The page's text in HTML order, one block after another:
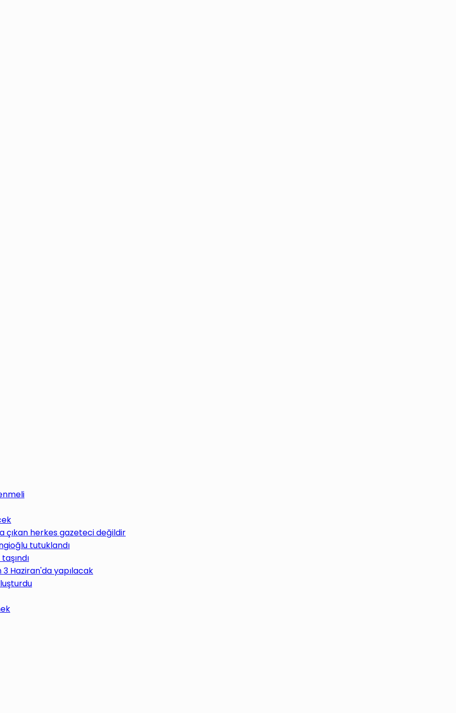
çıkan herkes gazeteci değildir
tutuklandı
3 Haziran'da yapılacak